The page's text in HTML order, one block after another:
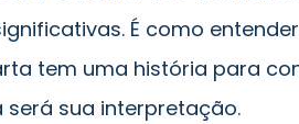
É como
tem uma história para
será sua interpretação.